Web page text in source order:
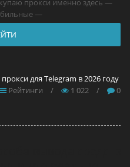
прокси именно здесь —
—
для Telegram в 2026 году
Рейтинги / 1 022 / 0